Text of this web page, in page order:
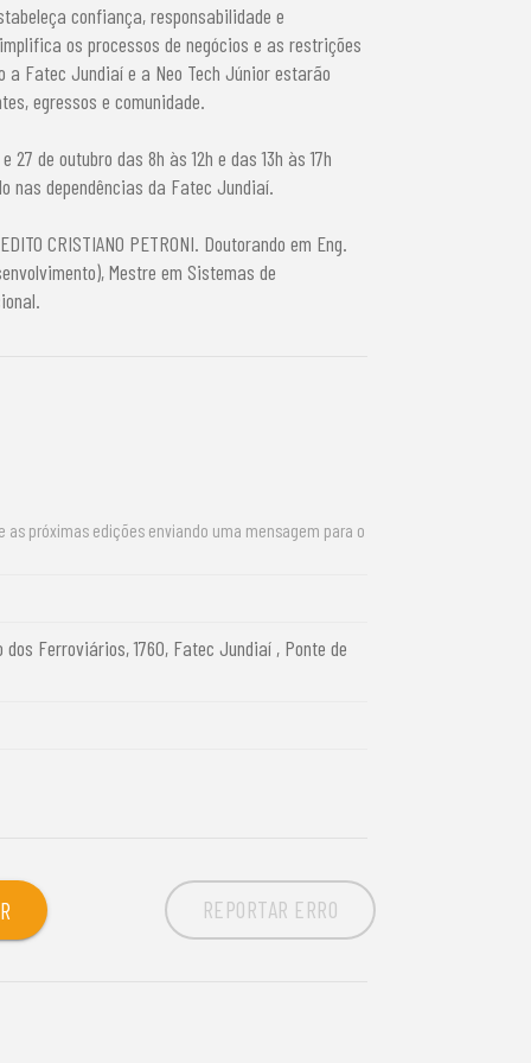
confiança, responsabilidade e
os processos de negócios e as restrições
Fatec Jundiaí e a Neo Tech Júnior estarão
egressos e comunidade.
de outubro das 8h às 12h e das 13h às 17h
nas dependências da Fatec Jundiaí.
CRISTIANO PETRONI. Doutorando em Eng.
Mestre em Sistemas de
próximas edições enviando uma mensagem para o
Ferroviários, 1760, Fatec Jundiaí , Ponte de
REPORTAR ERRO